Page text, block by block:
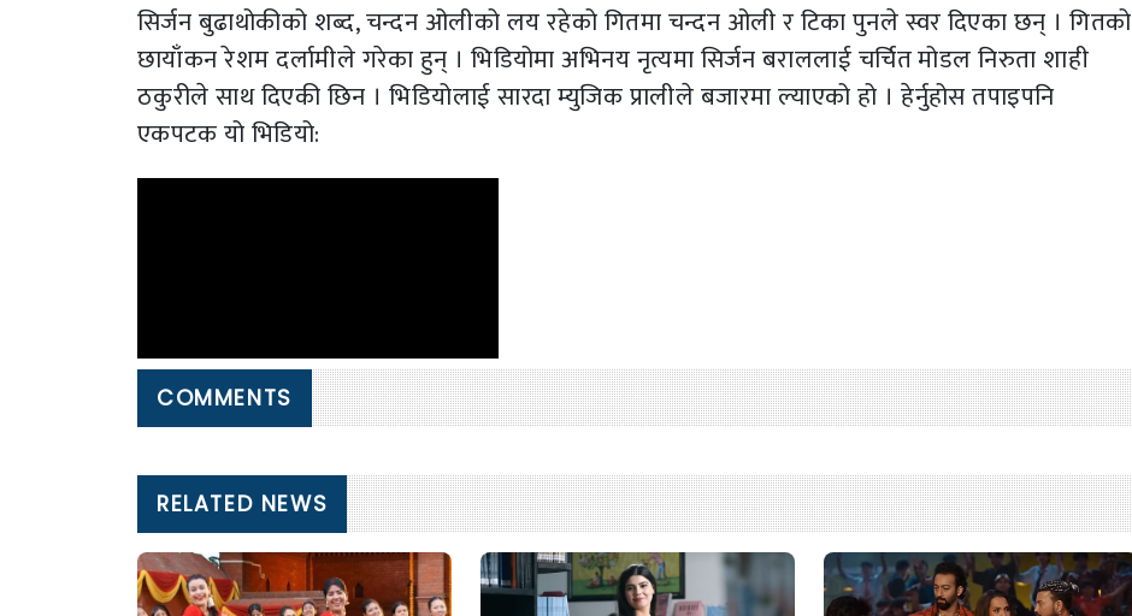
सिर्जन बुढाथोकीको शब्द, चन्दन ओलीको लय रहेको गितमा चन्दन ओली र टिका पुनले स्वर दिएका छन् । गितको
छायाँकन रेशम दर्लामीले गरेका हुन् । भिडियोमा अभिनय नृत्यमा सिर्जन बराललाई चर्चित मोडल निरुता शाही
ठकुरीले साथ दिएकी छिन । भिडियोलाई सारदा म्युजिक प्रालीले बजारमा ल्याएको हो । हेर्नुहोस तपाइपनि
एकपटक यो भिडियो:
COMMENTS
RELATED NEWS